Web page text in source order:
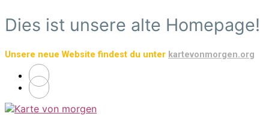
Zum
Hauptinhalt
Dies ist unsere alte Homepage!
Unsere neue Website findest du unter kartevonmorgen.org